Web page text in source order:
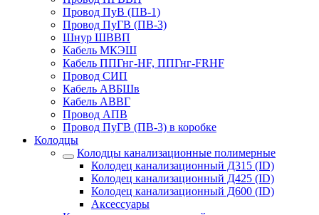
Провод ПуВ (ПВ-1)
Провод ПуГВ (ПВ-3)
Шнур ШВВП
Кабель МКЭШ
Кабель ППГнг-HF, ППГнг-FRHF
Провод СИП
Кабель АВБШв
Кабель АВВГ
Провод АПВ
Провод ПуГВ (ПВ-3) в коробке
Колодцы
Колодцы канализационные полимерные
Колодец канализационный Д315 (ID)
Колодец канализационный Д425 (ID)
Колодец канализационный Д600 (ID)
Аксессуары